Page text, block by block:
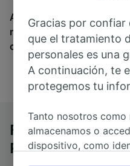
A donde quiera que
nosotros. Encuentra
compañías de tren y
Roma Termini a
Principe en
Gracias por confiar
que el tratamiento
personales es una
A continuación, te
protegemos tu
Tanto nosotros
almacenamos o
dispositivo, como